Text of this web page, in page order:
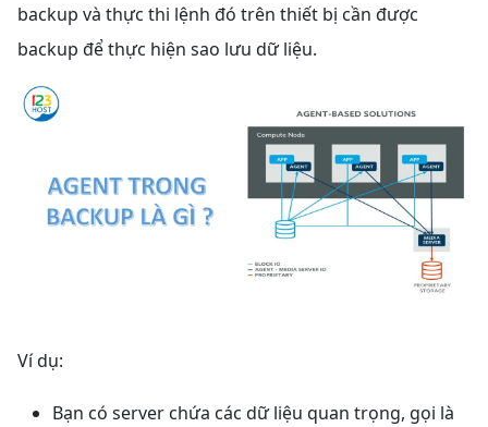
backup và thực thi lệnh đó trên thiết bị cần được
backup để thực hiện sao lưu dữ liệu.
Ví dụ:
Bạn có server chứa các dữ liệu quan trọng, gọi là